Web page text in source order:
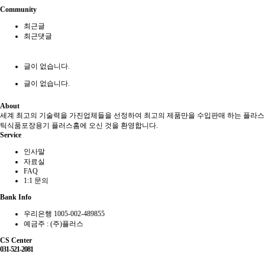
Community
최근글
최근댓글
글이 없습니다.
글이 없습니다.
About
세계 최고의 기술력을 가진업체들을 선정하여 최고의 제품만을 수입판매 하는 플라스
틱식품포장용기 플러스홈에 오신 것을 환영합니다.
Service
인사말
자료실
FAQ
1:1 문의
Bank Info
우리은행 1005-002-489855
예금주 : (주)플러스
CS Center
031-521-2081